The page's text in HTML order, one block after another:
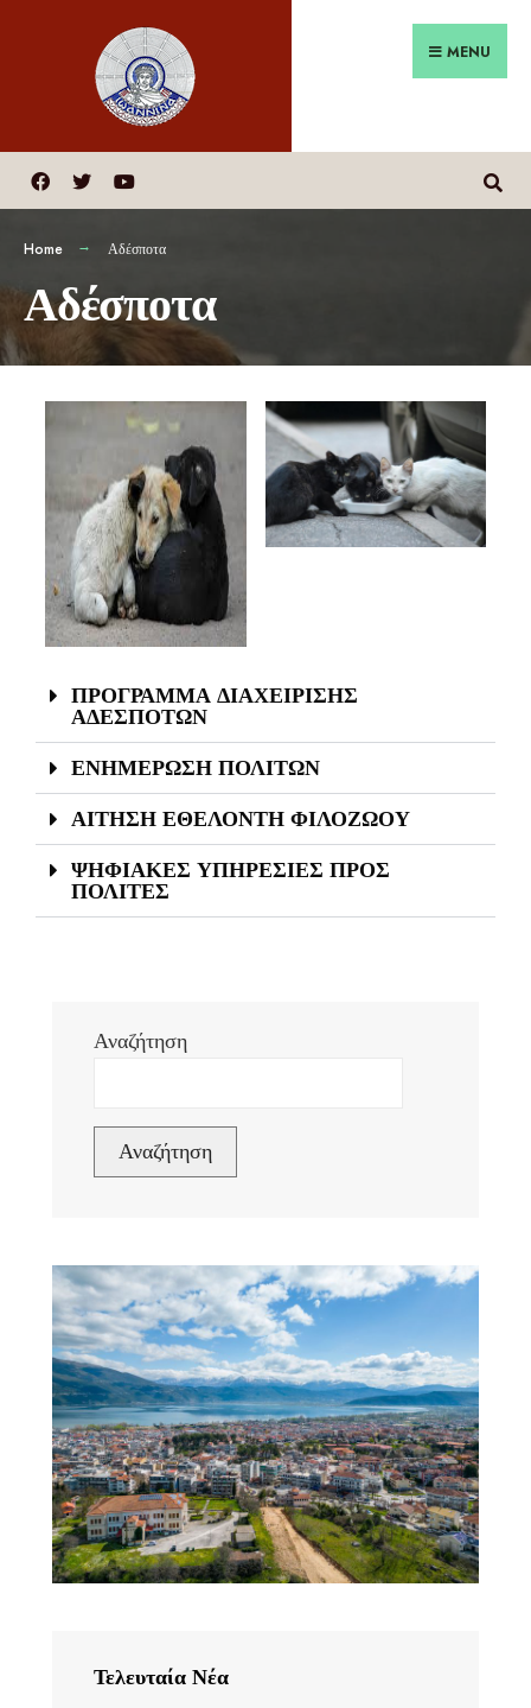
MENU
Home Αδέσποτα
Αδέσποτα
ΠΡΟΓΡΑΜΜΑ ΔΙΑΧΕΙΡΙΣΗΣ
ΑΔΕΣΠΟΤΩΝ
ΕΝΗΜΕΡΩΣΗ ΠΟΛΙΤΩΝ
ΑΙΤΗΣΗ ΕΘΕΛΟΝΤΗ ΦΙΛΟΖΩΟΥ
ΨΗΦΙΑΚΕΣ ΥΠΗΡΕΣΙΕΣ ΠΡΟΣ
ΠΟΛΙΤΕΣ
Αναζήτηση
Αναζήτηση
Τελευταία Νέα